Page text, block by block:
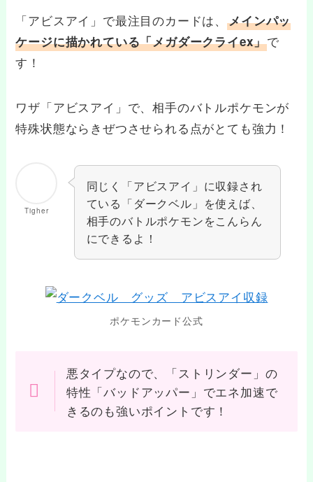
「アビスアイ」で最注目のカードは、メインパッ
ケージに描かれている「メガダークライex」で
す！
ワザ「アビスアイ」で、相手のバトルポケモンが
特殊状態ならきぜつさせられる点がとても強力！
Tigher
同じく「アビスアイ」に収録され
ている「ダークベル」を使えば、
相手のバトルポケモンをこんらん
にできるよ！
ポケモンカード公式
悪タイプなので、「ストリンダー」の
特性「バッドアッパー」でエネ加速で
きるのも強いポイントです！